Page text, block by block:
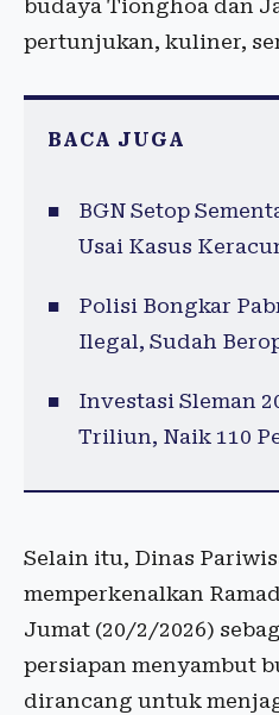
budaya Tionghoa dan
pertunjukan, kuliner,
BACA JUGA
BGN Setop
Usai Kasus
Polisi Bongkar
Ilegal, Sudah
Investasi Sleman
Triliun, Naik 110
Selain itu, Dinas
memperkenalkan
Jumat (20/2/2026)
persiapan menyambut
dirancang untuk